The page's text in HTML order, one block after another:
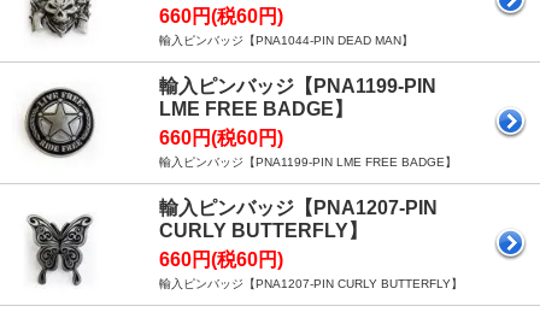
660円(税60円)
輸入ピンバッジ【PNA1044-PIN DEAD MAN】
輸入ピンバッジ【PNA1199-PIN
LME FREE BADGE】
660円(税60円)
輸入ピンバッジ【PNA1199-PIN LME FREE BADGE】
輸入ピンバッジ【PNA1207-PIN
CURLY BUTTERFLY】
660円(税60円)
輸入ピンバッジ【PNA1207-PIN CURLY BUTTERFLY】